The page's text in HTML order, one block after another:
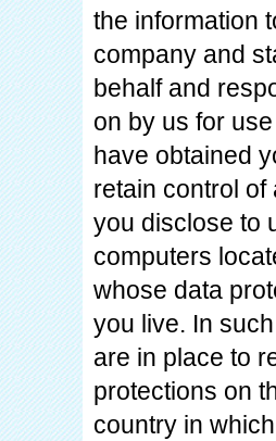
the information
company and
behalf and
on by us for
have obtained
retain control
you disclose to
computers
whose data
you live. In
are in place to
protections on
country in